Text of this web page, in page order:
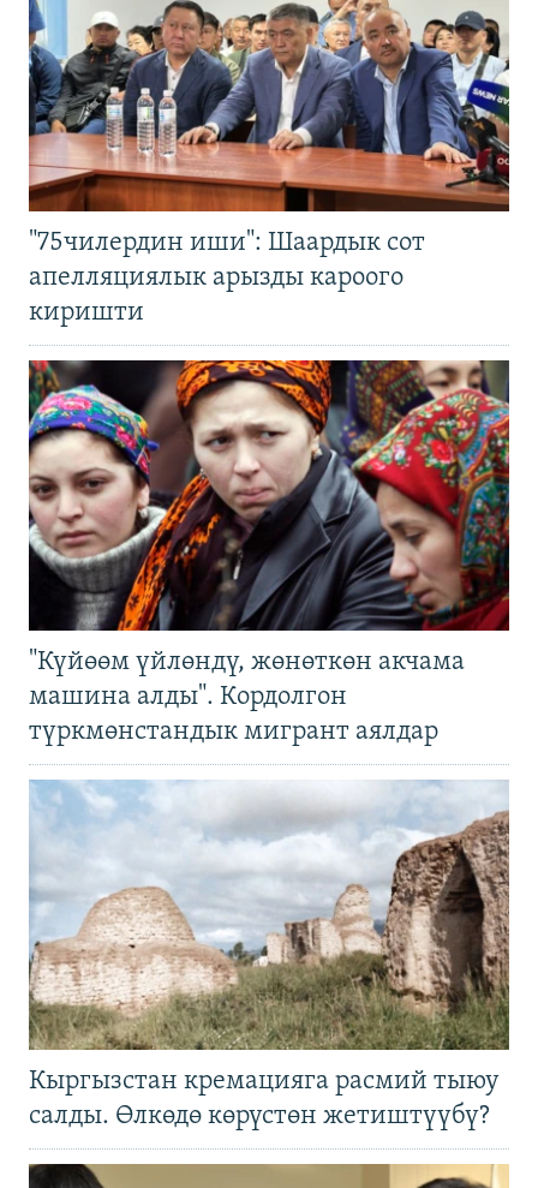
"75чилердин иши": Шаардык сот
апелляциялык арызды кароого
киришти
"Күйөөм үйлөндү, жөнөткөн акчама
машина алды". Кордолгон
түркмөнстандык мигрант аялдар
Кыргызстан кремацияга расмий тыюу
салды. Өлкөдө көрүстөн жетиштүүбү?